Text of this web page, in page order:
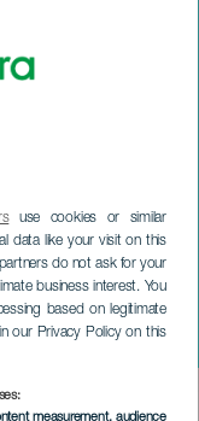
use cookies or similar
data like your visit on this
do not ask for your
business interest. You
based on legitimate
our Privacy Policy on this
measurement, audience